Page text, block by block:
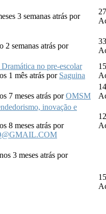
3 semanas atrás por
2 semanas atrás por
no pre-escolar
1 mês atrás por Saguina
7 meses atrás porOMSM
inovação e
8 meses atrás por
3 meses atrás por